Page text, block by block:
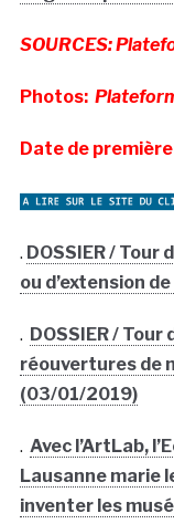
SOURCES:
Photos:
Date de
. DOSSIER / Tour
ou d’extension
. DOSSIER /
réouvertures de
(03/01/2019)
. Avec l’ArtLab,
Lausanne marie
inventer les